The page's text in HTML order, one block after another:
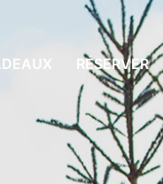
RÉSERVER